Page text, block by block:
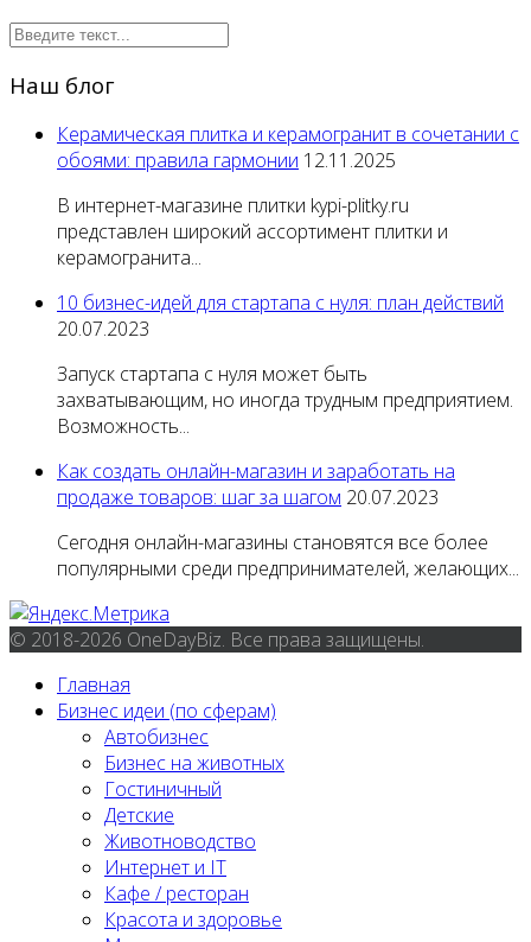
Наш блог
Керамическая плитка и керамогранит в сочетании с
обоями: правила гармонии 12.11.2025
В интернет-магазине плитки kypi-plitky.ru
представлен широкий ассортимент плитки и
керамогранита...
10 бизнес-идей для стартапа с нуля: план действий
20.07.2023
Запуск стартапа с нуля может быть
захватывающим, но иногда трудным предприятием.
Возможность...
Как создать онлайн-магазин и заработать на
продаже товаров: шаг за шагом 20.07.2023
Сегодня онлайн-магазины становятся все более
популярными среди предпринимателей, желающих...
© 2018-2026 OneDayBiz. Все права защищены.
Главная
Бизнес идеи (по сферам)
Автобизнес
Бизнес на животных
Гостиничный
Детские
Животноводство
Интернет и IT
Кафе / ресторан
Красота и здоровье